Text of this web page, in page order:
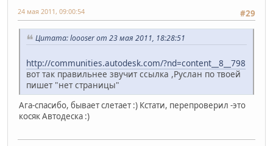
#29
24 мая 2011, 09:00:54
Цитата: loooser от 23 мая 2011, 18:28:51
http://communities.autodesk.com/?nd=content__8__798
вот так правильнее звучит ссылка ,Руслан по твоей
пишет "нет страницы"
Ага-спасибо, бывает слетает :) Кстати, перепроверил -это
косяк Автодеска :)